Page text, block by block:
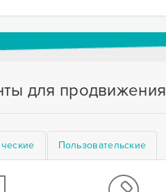
для
Пользовательские